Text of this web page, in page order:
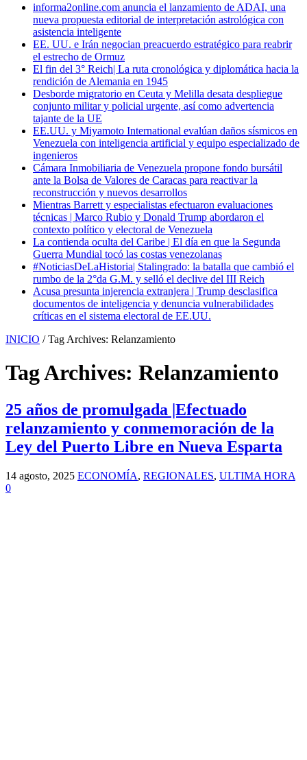
informa2online.com anuncia el lanzamiento de ADAI, una
nueva propuesta editorial de interpretación astrológica con
asistencia inteligente
EE. UU. e Irán negocian preacuerdo estratégico para reabrir
el estrecho de Ormuz
El fin del 3° Reich| La ruta cronológica y diplomática hacia la
rendición de Alemania en 1945
Desborde migratorio en Ceuta y Melilla desata despliegue
conjunto militar y policial urgente, así como advertencia
tajante de la UE
EE.UU. y Miyamoto International evalúan daños sísmicos en
Venezuela con inteligencia artificial y equipo especializado de
ingenieros
Cámara Inmobiliaria de Venezuela propone fondo bursátil
ante la Bolsa de Valores de Caracas para reactivar la
reconstrucción y nuevos desarrollos
Mientras Barrett y especialistas efectuaron evaluaciones
técnicas | Marco Rubio y Donald Trump abordaron el
contexto político y electoral de Venezuela
La contienda oculta del Caribe | El día en que la Segunda
Guerra Mundial tocó las costas venezolanas
#NoticiasDeLaHistoria| Stalingrado: la batalla que cambió el
rumbo de la 2°da G.M. y selló el declive del III Reich
Acusa presunta injerencia extranjera | Trump desclasifica
documentos de inteligencia y denuncia vulnerabilidades
críticas en el sistema electoral de EE.UU.
INICIO / Tag Archives: Relanzamiento
Tag Archives: Relanzamiento
25 años de promulgada |Efectuado
relanzamiento y conmemoración de la
Ley del Puerto Libre en Nueva Esparta
14 agosto, 2025 ECONOMÍA, REGIONALES, ULTIMA HORA
0